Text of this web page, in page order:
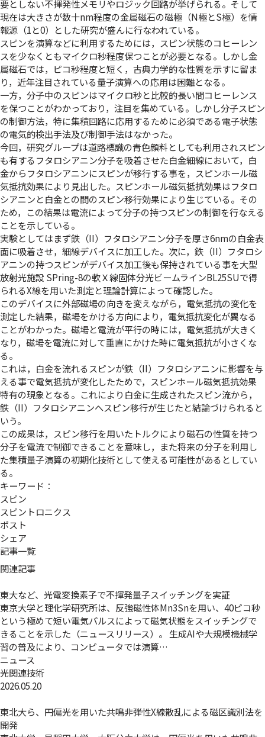
要としない不揮発性メモリやロジック回路が挙げられる。そして
現在は大きさが数十nm程度の金属磁石の磁極（N極とS極）を情
報源（1と0）とした研究が盛んに行なわれている。
スピンを演算などに利用するためには，スピン状態のコヒーレン
スを少なくともマイクロ秒程度保つことが必要となる。しかし金
属磁石では，ピコ秒程度と短く，古典力学的な性質を示すに留ま
り，近年注目されている量子演算への応用は困難となる。
一方，分子中のスピンはマイクロ秒と比較的長い間コヒーレンス
を保つことがわかっており，注目を集めている。しかし分子スピン
の制御方法，特に集積回路に応用するために必須である電子状態
の電気的検出手法及び制御手法はなかった。
今回，研究グループは道路標識の青色顔料としても利用されスピン
も有するフタロシアニン分子を吸着させた白金細線において，白
金からフタロシアニンにスピンが移行する事を，スピンホール磁
気抵抗効果により見出した。スピンホール磁気抵抗効果はフタロ
シアニンと白金との間のスピン移行効果により生じている。その
ため，この結果は電流によって分子の持つスピンの制御を行なえる
ことを示している。
実験としてはまず鉄（II）フタロシアニン分子を厚さ6nmの白金表
面に吸着させ，細線デバイスに加工した。次に，鉄（II）フタロシ
アニンの持つスピンがデバイス加工後も保持されている事を大型
放射光施設 SPring-8の軟Ｘ線固体分光ビームラインBL25SUで得
られるX線を用いた測定と理論計算によって確認した。
このデバイスに外部磁場の向きを変えながら，電気抵抗の変化を
測定した結果，磁場をかける方向により，電気抵抗変化が異なる
ことがわかった。磁場と電流が平行の時には，電気抵抗が大きく
なり，磁場を電流に対して垂直にかけた時に電気抵抗が小さくな
る。
これは，白金を流れるスピンが鉄（II）フタロシアニンに影響を与
える事で電気抵抗が変化したためで，スピンホール磁気抵抗効果
特有の現象となる。これにより白金に生成されたスピン流から，
鉄（II）フタロシアニンへスピン移行が生じたと結論づけられると
いう。
この成果は，スピン移行を用いたトルクにより磁石の性質を持つ
分子を電流で制御できることを意味し，また将来の分子を利用し
た集積量子演算の初期化技術として使える可能性があるとしてい
る。
キーワード：
スピン
スピントロニクス
ポスト
シェア
記事一覧
関連記事
東大など、光電変換素子で不揮発量子スイッチングを実証
東京大学と理化学研究所は、反強磁性体Mn3Snを用い、40ピコ秒
という極めて短い電気パルスによって磁気状態をスイッチングで
きることを示した（ニュースリリース）。 生成AIや大規模機械学
習の普及により、コンピュータでは演算…
ニュース
光関連技術
2026.05.20
東北大ら、円偏光を用いた共鳴非弾性X線散乱による磁区識別法を
開発